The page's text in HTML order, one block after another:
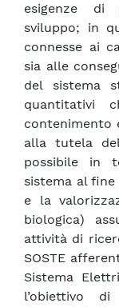
esigenze di
sviluppo; in
connesse ai
sia alle
del sistema
quantitativi
contenimento
alla tutela
possibile in
sistema al
e la
biologica)
attività di
SOSTE
Sistema
l’obiettivo